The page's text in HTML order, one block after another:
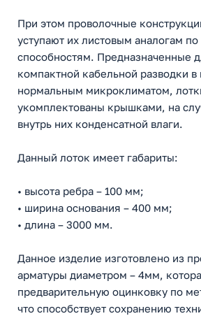
При этом проволочные
уступают их листовым аналогам
способностям. Предназначенные
компактной кабельной разводки
нормальным микроклиматом,
укомплектованы крышками, на
внутрь них конденсатной влаги.
Данный лоток имеет габариты:
• высота ребра – 100 мм;
• ширина основания – 400 мм;
• длина – 3000 мм.
Данное изделие изготовлено из
арматуры диаметром – 4мм,
предварительную оцинковку по
что способствует сохранению